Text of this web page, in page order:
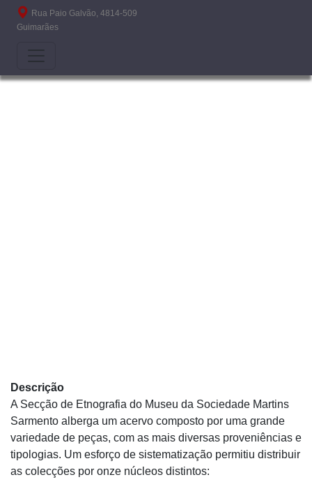
Passar para o conteúdo principal
Rua Paio Galvão, 4814-509
Guimarães
Descrição
A Secção de Etnografia do Museu da Sociedade Martins
Sarmento alberga um acervo composto por uma grande
variedade de peças, com as mais diversas proveniências e
tipologias. Um esforço de sistematização permitiu distribuir
as colecções por onze núcleos distintos: